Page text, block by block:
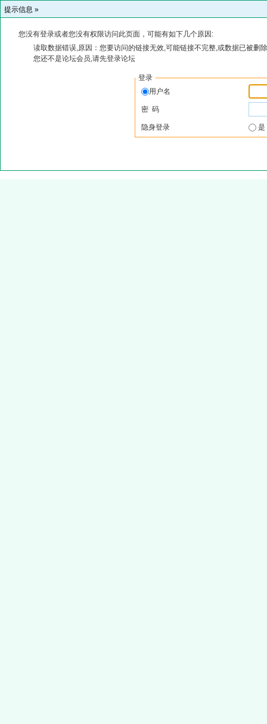
提示信息 »
您没有登录或者您没有权限访问此页面，可能有如下几个原因:
读取数据错误,原因：您要访问的链接无效,可能链接不完整,或数据已被删
您还不是论坛会员,请先登录论坛
登录
用户名
密 码
隐身登录